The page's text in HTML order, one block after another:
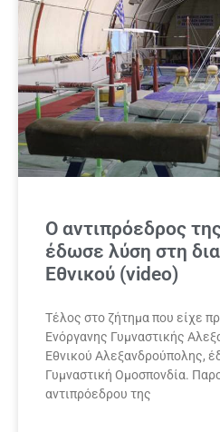
Ο αντιπρόεδρος
έδωσε λύση στη
Εθνικού (video)
Τέλος στο ζήτημα που είχε
Ενόργανης Γυμναστικής
Εθνικού Αλεξανδρούπολης,
Γυμναστική Ομοσπονδία.
αντιπρόεδρου της